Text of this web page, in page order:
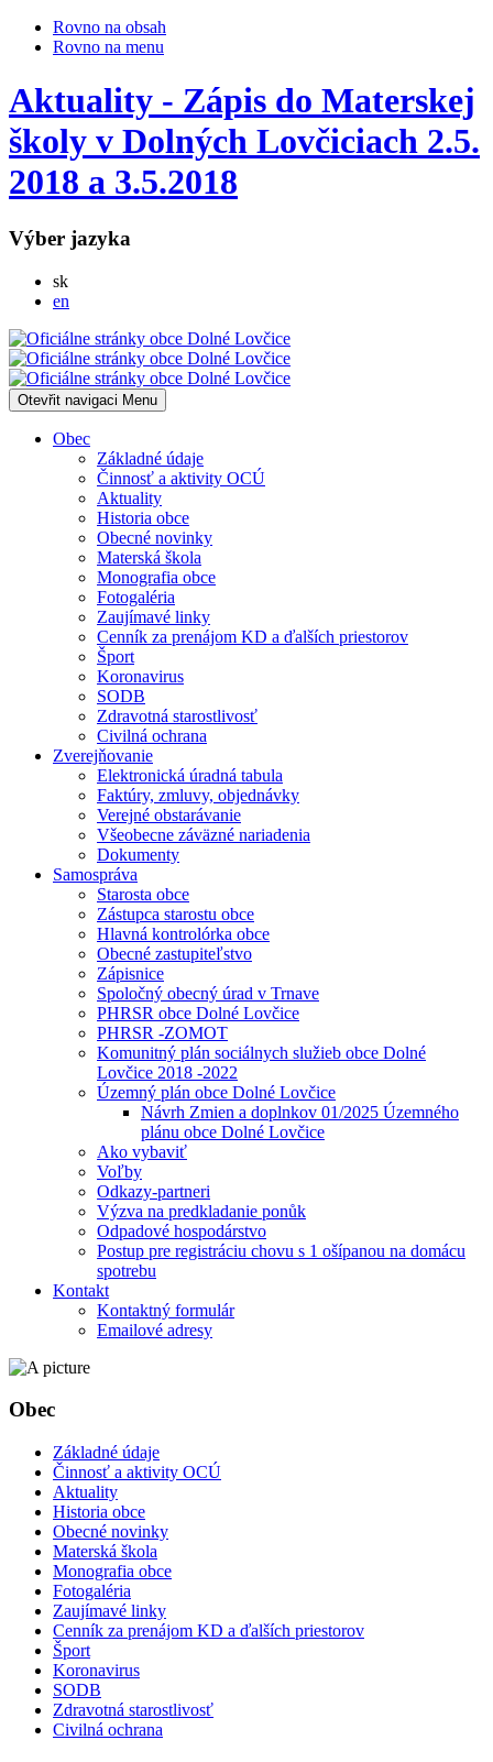
Rovno na obsah
Rovno na menu
Aktuality - Zápis do Materskej
školy v Dolných Lovčiciach 2.5.
2018 a 3.5.2018
Výber jazyka
skSlovensky
en
Otevřit navigaci Menu
Obec
Základné údaje
Činnosť a aktivity OCÚ
Aktuality
Historia obce
Obecné novinky
Materská škola
Monografia obce
Fotogaléria
Zaujímavé linky
Cenník za prenájom KD a ďalších priestorov
Šport
Koronavirus
SODB
Zdravotná starostlivosť
Civilná ochrana
Zverejňovanie
Elektronická úradná tabula
Faktúry, zmluvy, objednávky
Verejné obstarávanie
Všeobecne záväzné nariadenia
Dokumenty
Samospráva
Starosta obce
Zástupca starostu obce
Hlavná kontrolórka obce
Obecné zastupiteľstvo
Zápisnice
Spoločný obecný úrad v Trnave
PHRSR obce Dolné Lovčice
PHRSR -ZOMOT
Komunitný plán sociálnych služieb obce Dolné
Lovčice 2018 -2022
Územný plán obce Dolné Lovčice
Návrh Zmien a doplnkov 01/2025 Územného
plánu obce Dolné Lovčice
Ako vybaviť
Voľby
Odkazy-partneri
Výzva na predkladanie ponůk
Odpadové hospodárstvo
Postup pre registráciu chovu s 1 ošípanou na domácu
spotrebu
Kontakt
Kontaktný formulár
Emailové adresy
Obec
Základné údaje
Činnosť a aktivity OCÚ
Aktuality
Historia obce
Obecné novinky
Materská škola
Monografia obce
Fotogaléria
Zaujímavé linky
Cenník za prenájom KD a ďalších priestorov
Šport
Koronavirus
SODB
Zdravotná starostlivosť
Civilná ochrana